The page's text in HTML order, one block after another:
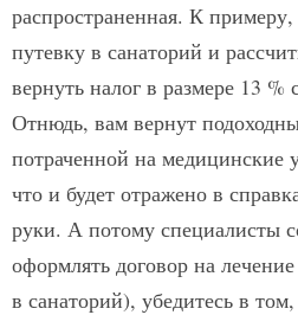
распространенная. К
путевку в санаторий и
вернуть налог в размере 13
Отнюдь, вам вернут
потраченной на медицинские
что и будет отражено в
руки. А потому специалисты
оформлять договор на
в санаторий), убедитесь в